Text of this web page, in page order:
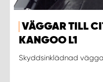
VÄGGAR TILL
KANGOO L1
Skyddsinklädnad